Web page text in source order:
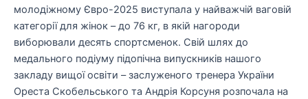
молодіжному Євро-2025 виступала у найважчій ваговій
категорії для жінок – до 76 кг, в якій нагороди
виборювали десять спортсменок. Свій шлях до
медального подіуму підопічна випускників нашого
закладу вищої освіти – заслуженого тренера України
Ореста Скобельського та Андрія Корсуня розпочала на